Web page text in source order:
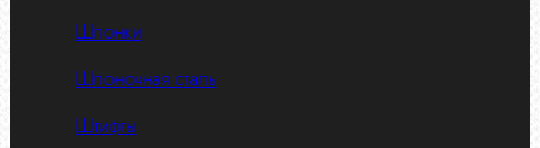
Шпонки
Шпоночная сталь
Штифты